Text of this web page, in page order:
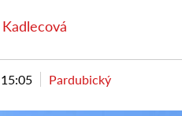
Pardubický